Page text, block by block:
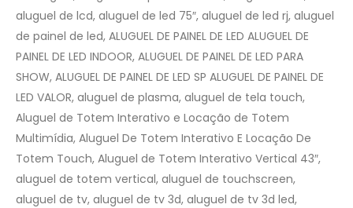
aluguel de lcd, aluguel de led 75″, aluguel de led rj, aluguel
de painel de led, ALUGUEL DE PAINEL DE LED ALUGUEL DE
PAINEL DE LED INDOOR, ALUGUEL DE PAINEL DE LED PARA
SHOW, ALUGUEL DE PAINEL DE LED SP ALUGUEL DE PAINEL DE
LED VALOR, aluguel de plasma, aluguel de tela touch,
Aluguel de Totem Interativo e Locação de Totem
Multimídia, Aluguel De Totem Interativo E Locação De
Totem Touch, Aluguel de Totem Interativo Vertical 43″,
aluguel de totem vertical, aluguel de touchscreen,
aluguel de tv, aluguel de tv 3d, aluguel de tv 3d led,